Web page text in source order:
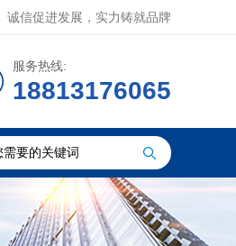
诚信促进发展，实力铸就品牌
服务热线:
18813176065